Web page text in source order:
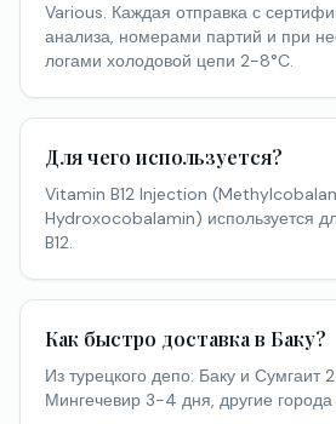
Various. Каждая отправка с
анализа, номерами партий и при
логами холодовой цепи 2-8°C.
Для чего используется?
Vitamin B12 Injection
Hydroxocobalamin) используется
B12.
Как быстро доставка в Баку?
Из турецкого депо: Баку и Сумгаит
Мингечевир 3-4 дня, другие